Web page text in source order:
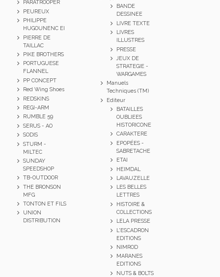
PARATROOPER
PEUREUX
PHILIPPE
HUGOUNENC EI
PIERRE DE
TAILLAC
PIKE BROTHERS
PORTUGUESE
FLANNEL
PP CONCEPT
Red Wing Shoes
REDSKINS
REGI-ARM
RUMBLE 59
SERUS - AO
SODIS
STURM -
MILTEC
SUNDAY
SPEEDSHOP
TB-OUTDOOR
THE BRONSON
MFG
TONTON ET FILS
UNION
DISTRIBUTION
BANDE
DESSINEE
LIVRE TEXTE
LIVRES
ILLUSTRES
PRESSE
JEUX DE
STRATEGIE -
WARGAMES
Manuels
Techniques (TM)
Editeur
BATAILLES
OUBLIEES
HISTORICONE
CARAKTERE
EPOPÉES -
SABRETACHE
ETAI
HEIMDAL
LAVAUZELLE
LES BELLES
LETTRES
HISTOIRE &
COLLECTIONS
LELA PRESSE
L'ESCADRON
EDITIONS
NIMROD
MARANES
EDITIONS
NUTS & BOLTS